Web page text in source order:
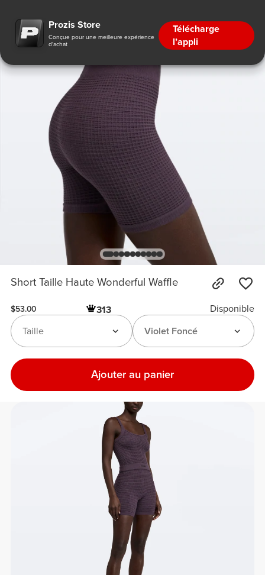
Prozis Store
Conçue pour une meilleure expérience
d'achat
Télécharge
l’appli
Short Taille Haute Wonderful Waffle
$53.00 313
Disponible
Violet Foncé
Taille
Ajouter au panier